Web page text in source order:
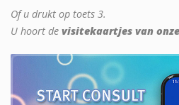
Of u drukt op toets 3.
U hoort de visitekaartjes van